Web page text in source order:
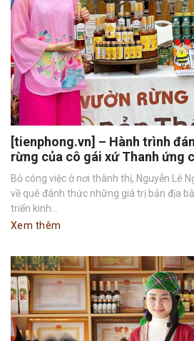
[tienphong.vn] – Hành trình
rừng của cô gái xứ Thanh ứng
Bỏ công việc ở nơi thành thị, Nguyễn Lê
về quê đánh thức những giá trị bản địa
triển kinh...
Xem thêm